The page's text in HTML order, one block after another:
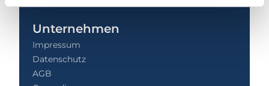
Unternehmen
Impressum
Datenschutz
AGB